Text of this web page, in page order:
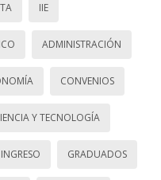
IIE
ADMINISTRACIÓN
CONVENIOS
Y TECNOLOGÍA
INGRESO GRADUADOS